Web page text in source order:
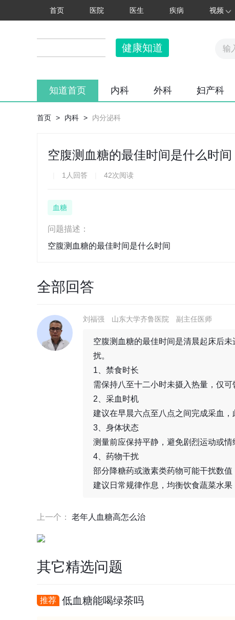
首页 医院 医生 疾病 视频
健康知道
知道首页 内科 外科 妇产科
首页 > 内科 > 内分泌科
空腹测血糖的最佳时间是什么时间
1人回答 42次阅读
血糖
问题描述：
空腹测血糖的最佳时间是什么时间
全部回答
刘福强 山东大学齐鲁医院 副主任医师
空腹测血糖的最佳时间是清晨起床后
扰。
1、禁食时长
需保持八至十二小时未摄入热量，仅
2、采血时机
建议在早晨六点至八点之间完成采血
3、身体状态
测量前应保持平静，避免剧烈运动或
4、药物干扰
部分降糖药或激素类药物可能干扰数
建议日常规律作息，均衡饮食蔬菜水
上一个： 老年人血糖高怎么治
其它精选问题
推荐 低血糖能喝绿茶吗